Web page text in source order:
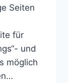
Seiten
für
und
möglich